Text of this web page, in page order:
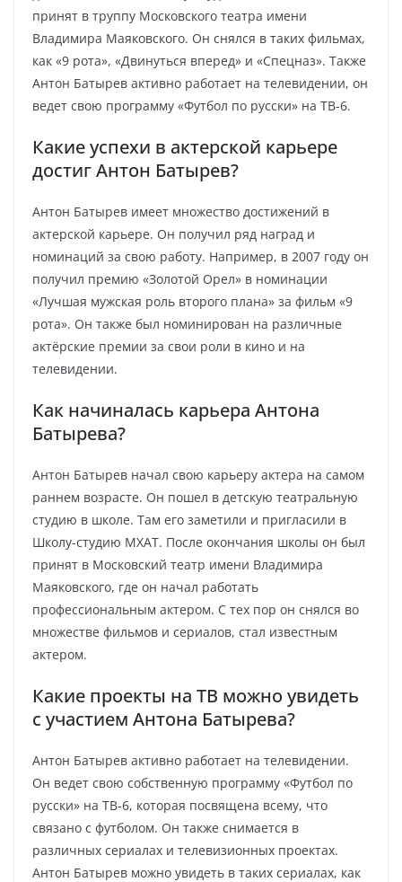
принят в труппу Московского театра имени
Владимира Маяковского. Он снялся в таких фильмах,
как «9 рота», «Двинуться вперед» и «Спецназ». Также
Антон Батырев активно работает на телевидении, он
ведет свою программу «Футбол по русски» на ТВ-6.
Какие успехи в актерской карьере
достиг Антон Батырев?
Антон Батырев имеет множество достижений в
актерской карьере. Он получил ряд наград и
номинаций за свою работу. Например, в 2007 году он
получил премию «Золотой Орел» в номинации
«Лучшая мужская роль второго плана» за фильм «9
рота». Он также был номинирован на различные
актёрские премии за свои роли в кино и на
телевидении.
Как начиналась карьера Антона
Батырева?
Антон Батырев начал свою карьеру актера на самом
раннем возрасте. Он пошел в детскую театральную
студию в школе. Там его заметили и пригласили в
Школу-студию МХАТ. После окончания школы он был
принят в Московский театр имени Владимира
Маяковского, где он начал работать
профессиональным актером. С тех пор он снялся во
множестве фильмов и сериалов, стал известным
актером.
Какие проекты на ТВ можно увидеть
с участием Антона Батырева?
Антон Батырев активно работает на телевидении.
Он ведет свою собственную программу «Футбол по
русски» на ТВ-6, которая посвящена всему, что
связано с футболом. Он также снимается в
различных сериалах и телевизионных проектах.
Антон Батырев можно увидеть в таких сериалах, как